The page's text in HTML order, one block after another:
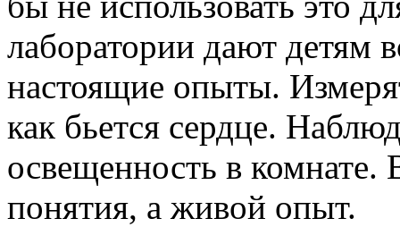
лаборатории дают детям
настоящие опыты.
как бьется сердце.
освещенность в комнате.
понятия, а живой опыт.